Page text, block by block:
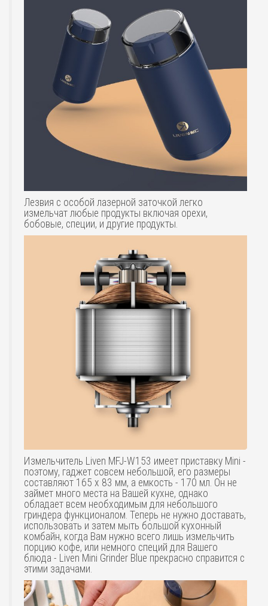
Лезвия с особой лазерной заточкой легко
измельчат любые продукты включая орехи,
бобовые, специи, и другие продукты.
Измельчитель Liven MFJ-W153 имеет приставку Mini -
поэтому, гаджет совсем небольшой, его размеры
составляют 165 х 83 мм, а емкость - 170 мл. Он не
займет много места на Вашей кухне, однако
обладает всем необходимым для небольшого
гриндера функционалом. Теперь не нужно доставать,
использовать и затем мыть большой кухонный
комбайн, когда Вам нужно всего лишь измельчить
порцию кофе, или немного специй для Вашего
блюда - Liven Mini Grinder Blue прекрасно справится с
этими задачами.